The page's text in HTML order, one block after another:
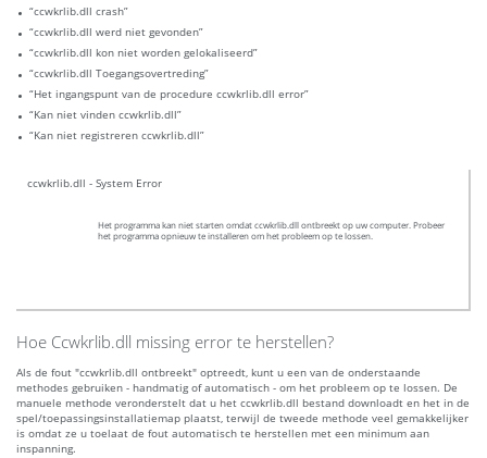
“ccwkrlib.dll crash”
“ccwkrlib.dll werd niet gevonden”
“ccwkrlib.dll kon niet worden gelokaliseerd”
“ccwkrlib.dll Toegangsovertreding”
“Het ingangspunt van de procedure ccwkrlib.dll error”
“Kan niet vinden ccwkrlib.dll”
“Kan niet registreren ccwkrlib.dll”
ccwkrlib.dll - System Error
Het programma kan niet starten omdat ccwkrlib.dll ontbreekt op uw computer. Probeer
het programma opnieuw te installeren om het probleem op te lossen.
Hoe Ccwkrlib.dll missing error te herstellen?
Als de fout "ccwkrlib.dll ontbreekt" optreedt, kunt u een van de onderstaande
methodes gebruiken - handmatig of automatisch - om het probleem op te lossen. De
manuele methode veronderstelt dat u het ccwkrlib.dll bestand downloadt en het in de
spel/toepassingsinstallatiemap plaatst, terwijl de tweede methode veel gemakkelijker
is omdat ze u toelaat de fout automatisch te herstellen met een minimum aan
inspanning.